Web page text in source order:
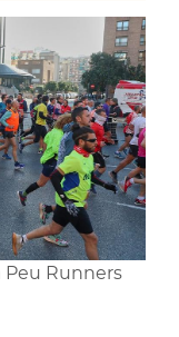
Peu Runners